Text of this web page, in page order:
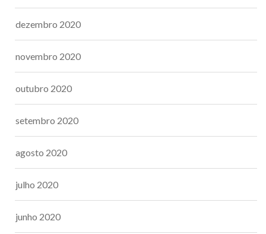
dezembro 2020
novembro 2020
outubro 2020
setembro 2020
agosto 2020
julho 2020
junho 2020